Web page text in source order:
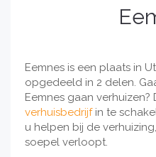
Eemnes is een plaats in
opgedeeld in 2 delen.
Eemnes gaan
verhuisbedrijfin te
u helpen bij de
soepel verloopt.